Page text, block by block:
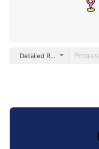
Detailed Rounded Lineal